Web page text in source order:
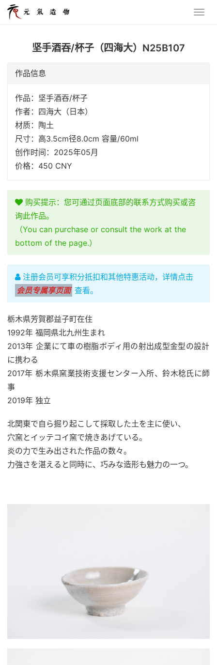
坚手酒吞/杯子（四海大）N25B107
作品信息
作品：坚手酒吞/杯子
作者：四海大（日本）
材质：陶土
尺寸：高3.5cm径8.0cm 容量/60ml
创作时间：2025年05月
价格：450 CNY
购买提示：您可通过页面底部的联系方式购买或咨
询此作品。
（You can purchase or consult the work at the
bottom of the page.）
注册会员可享积分抵扣和其他特惠活动，详情点击
会员专属享页面 查看。
栃木県芳賀郡益子町在住
1992年 福岡県北九州生まれ
2013年 企業にて車の樹脂ボディ用の射出成型金型の設計
に携わる
2017年 栃木県窯業技術支援センター入所、鈴木稔氏に師
事
2019年 独立
北関東で自ら掘り起こして採取した土を主に使い、
穴窯とイッテコイ窯で焼きあげている。
炎の力で生み出された作品の数々。
力強さを湛えると同時に、巧みな造形も魅力の一つ。